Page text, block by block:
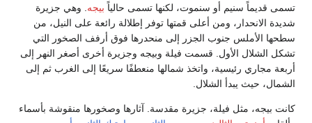
تسمى قديماً سنيم أو سنموت، لكنها تسمى حالياً بيجه. وهي جزيرة
شديدة الانحدار، ومن أعلى قمتها توفر إطلالة رائعة على النيل، من
سطحها الأملس جنوب الجزر إلى منحدرها فوق أرفف الصخور التي
تشكل الشلال الأول. قسمت فيلة وبيجه وجزيرة أخرى أصغر النهر إلى
أربعة مجاري رئيسية، واتخذ شمالها منعطفًا سريعًا إلى الغرب ثم إلى
الشمال، حيث يبدأ الشلال.
كانت بيجه، مثل فيلة، جزيرة مقدسة. آثارها وصخورها منقوشة بأسماء